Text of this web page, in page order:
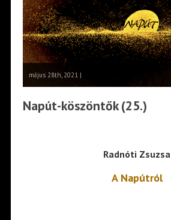
május 28th, 2021 |
Napút-köszöntők (25.)
Radnóti Zsuzsa
A Napútról